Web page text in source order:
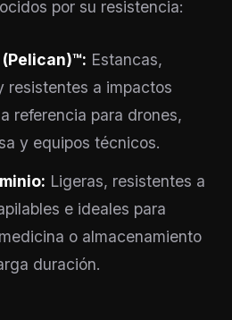
por su resistencia:
Estancas,
resistentes a impactos
referencia para drones,
y equipos técnicos.
Ligeras, resistentes a
e ideales para
o almacenamiento
duración.